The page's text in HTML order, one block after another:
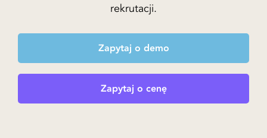
rekrutacji.
Zapytaj o demo
Zapytaj o cenę